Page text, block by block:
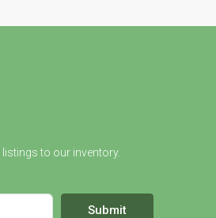
to our inventory.
Submit